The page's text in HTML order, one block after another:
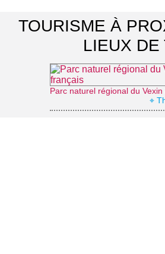
TOURISME À
LIEUX DE
Parc naturel régional du
⌖